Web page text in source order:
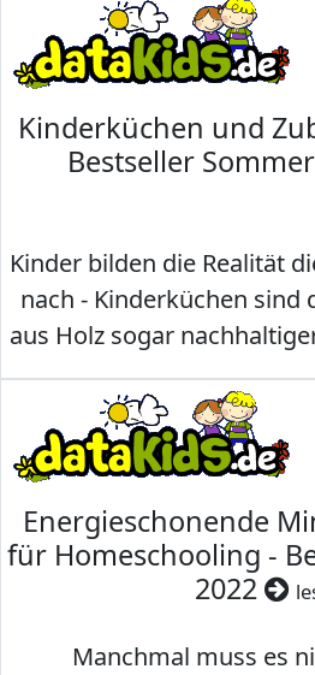
Kinderküchen und
Bestseller
Kinder bilden die Realität
nach - Kinderküchen sind
aus Holz sogar
Energieschonende
für Homeschooling -
2022
Manchmal muss es